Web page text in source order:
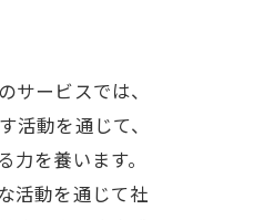
ービスでは、
動を通じて、
を養います。
活動を通じて社